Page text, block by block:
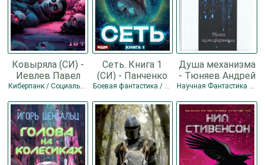
Ковыряла (СИ) -
Иевлев Павел
Сергеевич
Киберпанк / Социально-философская фантастика
Сеть. Книга 1
(СИ) - Панченко
Сергей
Боевая фантастика / Героическая фантастика / Научная Фантастика / Киберпанк
Душа механизма
- Тюняев Андрей
АлександровичНаучная Фантастика / Киберпанк